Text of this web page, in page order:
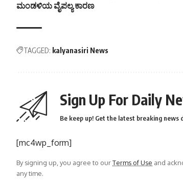
ಮಂಡಳಿಯ ವೈಪಲ್ಯ ಕಾರಣ
TAGGED: kalyanasiri News
Sign Up For Daily
Be keep up! Get the latest breaking news
[mc4wp_form]
By signing up, you agree to ourTerms of Use and
any time.